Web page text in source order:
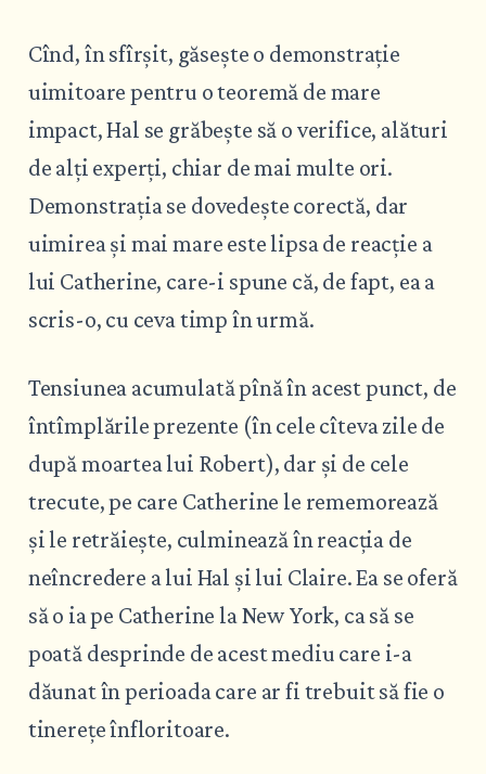
Cînd, în sfîrșit, găsește o demonstrație
uimitoare pentru o teoremă de mare
impact, Hal se grăbește să o verifice, alături
de alți experți, chiar de mai multe ori.
Demonstrația se dovedește corectă, dar
uimirea și mai mare este lipsa de reacție a
lui Catherine, care-i spune că, de fapt, ea a
scris-o, cu ceva timp în urmă.
Tensiunea acumulată pînă în acest punct, de
întîmplările prezente (în cele cîteva zile de
după moartea lui Robert), dar și de cele
trecute, pe care Catherine le rememorează
și le retrăiește, culminează în reacția de
neîncredere a lui Hal și lui Claire. Ea se oferă
să o ia pe Catherine la New York, ca să se
poată desprinde de acest mediu care i-a
dăunat în perioada care ar fi trebuit să fie o
tinerețe înfloritoare.